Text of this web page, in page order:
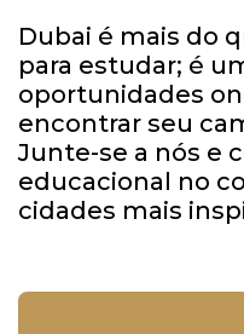
Dubai é mais do
para estudar; é
oportunidades
encontrar seu
Junte-se a nós e
educacional no
cidades mais